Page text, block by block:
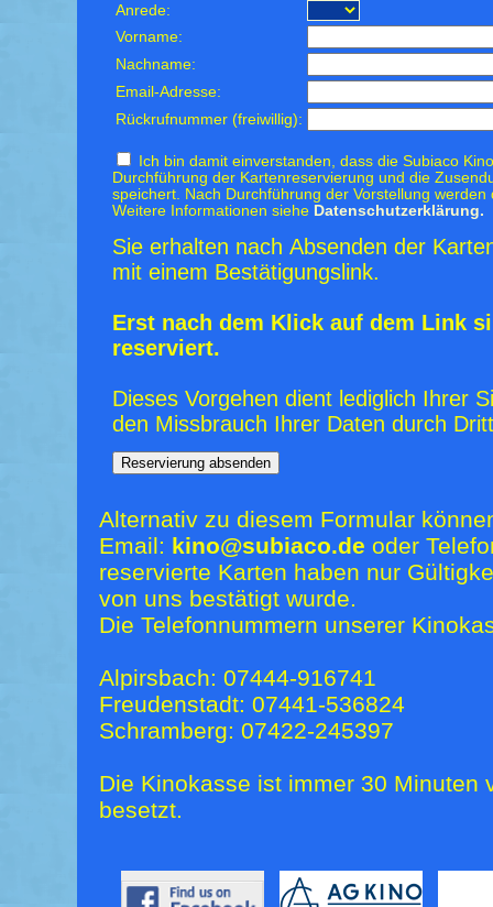
Anrede:
Vorname:
Nachname:
Email-Adresse:
Rückrufnummer (freiwillig):
Ich bin damit einverstanden, dass die Subiaco
Durchführung der Kartenreservierung und die
speichert. Nach Durchführung der Vorstellung
Weitere Informationen siehe Datenschutzerklärung.
Sie erhalten nach Absenden der
mit einem Bestätigungslink.
Erst nach dem Klick auf dem Link
reserviert.
Dieses Vorgehen dient lediglich Ihrer
den Missbrauch Ihrer Daten durch
Alternativ zu diesem Formular
Email: kino@subiaco.de oder
reservierte Karten haben nur
von uns bestätigt wurde.
Die Telefonnummern unserer
Alpirsbach: 07444-916741
Freudenstadt: 07441-536824
Schramberg: 07422-245397
Die Kinokasse ist immer 30 Minuten
besetzt.